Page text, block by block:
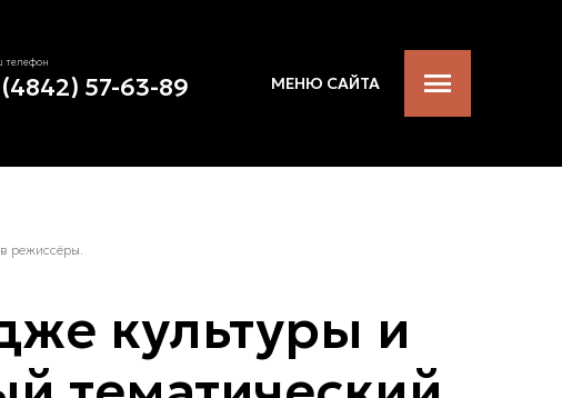
телефон
57-63-89 МЕНЮ САЙТА
режиссёры.
культуры и